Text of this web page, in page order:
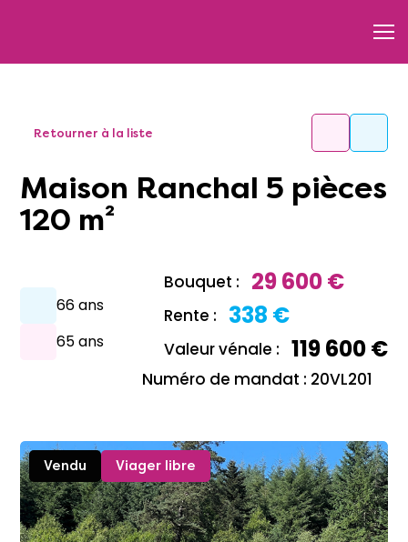
Retourner à la liste
Maison Ranchal 5 pièces
120 m²
66 ans
65 ans
Bouquet : 29 600 €
Rente : 338 €
Valeur vénale : 119 600 €
Numéro de mandat : 20VL201
Vendu Viager libre